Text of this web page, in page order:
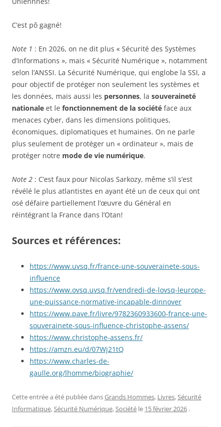
C’est pô gagné!
Note 1 : En 2026, on ne dit plus « Sécurité des Systèmes
d’Informations », mais « Sécurité Numérique », notamment
selon l’ANSSI. La Sécurité Numérique, qui englobe la SSI, a
pour objectif de protéger non seulement les systèmes et
les données, mais aussi les personnes, la souveraineté
nationale et le fonctionnement de la société face aux
menaces cyber, dans les dimensions politiques,
économiques, diplomatiques et humaines. On ne parle
plus seulement de protéger un « ordinateur », mais de
protéger notre mode de vie numérique.
Note 2 : C’est faux pour Nicolas Sarkozy, même s’il s’est
révélé le plus atlantistes en ayant été un de ceux qui ont
osé défaire partiellement l’œuvre du Général en
réintégrant la France dans l’Otan!
Sources et références:
https://www.uvsq.fr/france-une-souverainete-sous-
influence
https://www.ovsq.uvsq.fr/vendredi-de-lovsq-leurope-
une-puissance-normative-incapable-dinnover
https://www.pave.fr/livre/9782360933600-france-une-
souverainete-sous-influence-christophe-assens/
https://www.christophe-assens.fr/
https://amzn.eu/d/07Wj21tQ
https://www.charles-de-
gaulle.org/lhomme/biographie/
Cette entrée a été publiée dansGrands Hommes, Livres,Sécurité
Informatique,Sécurité Numérique,Société le 15 février 2026 .